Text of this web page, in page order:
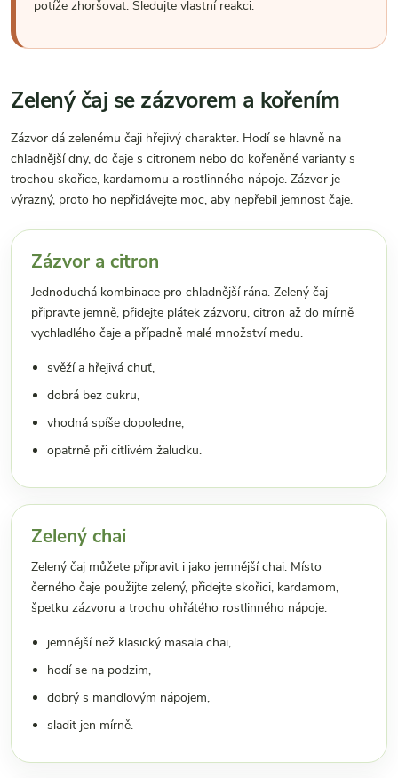
potíže zhoršovat. Sledujte vlastní reakci.
Zelený čaj se zázvorem a kořením
Zázvor dá zelenému čaji hřejivý charakter. Hodí se hlavně na
chladnější dny, do čaje s citronem nebo do kořeněné varianty s
trochou skořice, kardamomu a rostlinného nápoje. Zázvor je
výrazný, proto ho nepřidávejte moc, aby nepřebil jemnost čaje.
Zázvor a citron
Jednoduchá kombinace pro chladnější rána. Zelený čaj
připravte jemně, přidejte plátek zázvoru, citron až do mírně
vychladlého čaje a případně malé množství medu.
svěží a hřejivá chuť,
dobrá bez cukru,
vhodná spíše dopoledne,
opatrně při citlivém žaludku.
Zelený chai
Zelený čaj můžete připravit i jako jemnější chai. Místo
černého čaje použijte zelený, přidejte skořici, kardamom,
špetku zázvoru a trochu ohřátého rostlinného nápoje.
jemnější než klasický masala chai,
hodí se na podzim,
dobrý s mandlovým nápojem,
sladit jen mírně.